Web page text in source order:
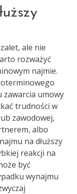
ale nie
rozważyć
najmie.
zawarcia umowy
trudności w
zawodowej,
albo
na dłuższy
reakcji na
być
wynajmu